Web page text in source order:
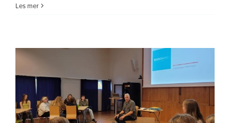
en
hele
arbeidslivet
i
Les mer